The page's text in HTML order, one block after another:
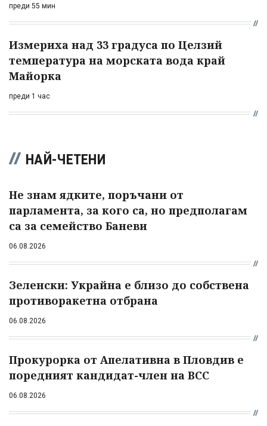
преди 55 мин
Измериха над 33 градуса по Целзий
температура на морската вода край
Майорка
преди 1 час
НАЙ-ЧЕТЕНИ
Не знам ядките, поръчани от
парламента, за кого са, но предполагам
са за семейство Баневи
06.08.2026
Зеленски: Украйна е близо до собствена
противоракетна отбрана
06.08.2026
Прокурорка от Апелативна в Пловдив е
поредният кандидат-член на ВСС
06.08.2026